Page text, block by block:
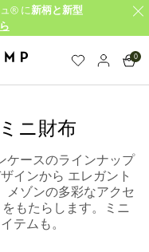
® に 新柄と新型
0
ニ財布
ケースのラインナップ
インから エレガント
メゾンの多彩なアクセ
もたらします。ミニ
テムも。